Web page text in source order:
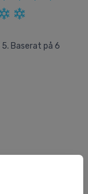
5. Baserat på 6